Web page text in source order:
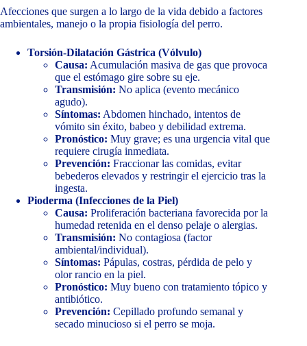
Afecciones que surgen a lo largo de la vida debido a factores
ambientales, manejo o la propia fisiología del perro.
Torsión-Dilatación Gástrica (Vólvulo)
Causa: Acumulación masiva de gas que provoca
que el estómago gire sobre su eje.
Transmisión: No aplica (evento mecánico
agudo).
Síntomas: Abdomen hinchado, intentos de
vómito sin éxito, babeo y debilidad extrema.
Pronóstico: Muy grave; es una urgencia vital que
requiere cirugía inmediata.
Prevención: Fraccionar las comidas, evitar
bebederos elevados y restringir el ejercicio tras la
ingesta.
Pioderma (Infecciones de la Piel)
Causa: Proliferación bacteriana favorecida por la
humedad retenida en el denso pelaje o alergias.
Transmisión: No contagiosa (factor
ambiental/individual).
Síntomas: Pápulas, costras, pérdida de pelo y
olor rancio en la piel.
Pronóstico: Muy bueno con tratamiento tópico y
antibiótico.
Prevención: Cepillado profundo semanal y
secado minucioso si el perro se moja.